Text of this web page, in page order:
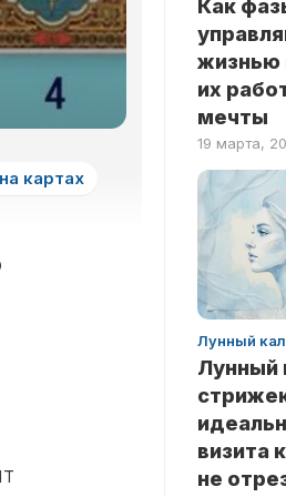
НА
ЛОГИКУ
ЛЮБОВЬ
ЭРУДИЦИЮ
ЗНАМЕНИТОСТЯМ
картах
Как
жизнью
их
мечты
19 марта,
Лунный
Лунный
визита
не